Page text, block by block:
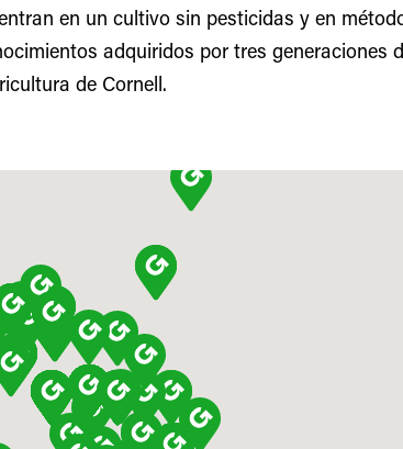
en un cultivo sin pesticidas y en
adquiridos por tres generaciones
de Cornell.